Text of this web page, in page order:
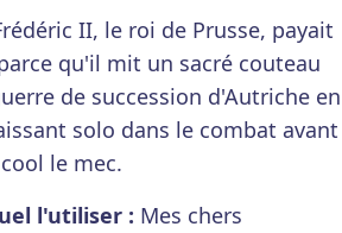
II, le roi de Prusse, payait
qu'il mit un sacré couteau
de succession d'Autriche en
solo dans le combat avant
le mec.
l'utiliser : Mes chers